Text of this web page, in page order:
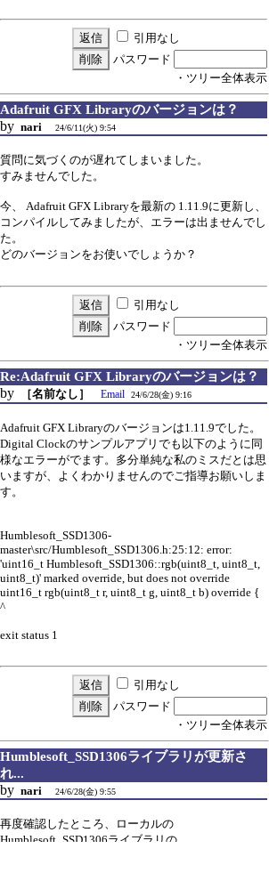
引用なし
パスワード
・ツリー全体表示
Adafruit GFX Libraryのバージョンは？
by nari 24/6/11(火) 9:54
質問に気づくのが遅れてしまいました。
すみませんでした。
今、 Adafruit GFX Libraryを最新の 1.11.9に更新し、
コンパイルしてみましたが、エラーは出ませんでし
た。
どのバージョンをお使いでしょうか？
引用なし
パスワード
・ツリー全体表示
Re:Adafruit GFX Libraryのバージョンは？
by ［名前なし］ Email 24/6/28(金) 9:16
Adafruit GFX Libraryのバージョンは1.11.9でした。
Digital Clockのサンプルアプリでも以下のように同
様なエラーがでます。多分単純な私のミスだとは思
いますが、よくわかりませんのでご指導お願いしま
す。
Humblesoft_SSD1306-
master\src/Humblesoft_SSD1306.h:25:12: error:
'uint16_t Humblesoft_SSD1306::rgb(uint8_t, uint8_t,
uint8_t)' marked override, but does not override
uint16_t rgb(uint8_t r, uint8_t g, uint8_t b) override {
^
exit status 1
引用なし
パスワード
・ツリー全体表示
Humblesoft_SSD1306ライブラリが更新さ
れ...
by nari 24/6/28(金) 9:55
再度確認したところ、ローカルの
Humblesoft_SSD1306ライブラリの